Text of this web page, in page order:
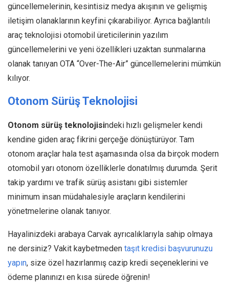
güncellemelerinin, kesintisiz medya akışının ve gelişmiş
iletişim olanaklarının keyfini çıkarabiliyor. Ayrıca bağlantılı
araç teknolojisi otomobil üreticilerinin yazılım
güncellemelerini ve yeni özellikleri uzaktan sunmalarına
olanak tanıyan OTA “Over-The-Air” güncellemelerini mümkün
kılıyor.
Otonom Sürüş Teknolojisi
Otonom sürüş teknolojisindeki hızlı gelişmeler kendi
kendine giden araç fikrini gerçeğe dönüştürüyor. Tam
otonom araçlar hala test aşamasında olsa da birçok modern
otomobil yarı otonom özelliklerle donatılmış durumda. Şerit
takip yardımı ve trafik sürüş asistanı gibi sistemler
minimum insan müdahalesiyle araçların kendilerini
yönetmelerine olanak tanıyor.
Hayalinizdeki arabaya Carvak ayrıcalıklarıyla sahip olmaya
ne dersiniz? Vakit kaybetmeden taşıt kredisi başvurunuzu
yapın, size özel hazırlanmış cazip kredi seçeneklerini ve
ödeme planınızı en kısa sürede öğrenin!